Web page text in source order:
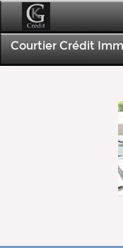
Courtier Crédit